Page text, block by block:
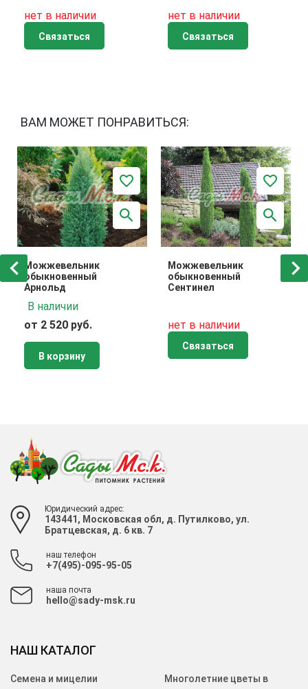
нет в наличии
Связаться
нет в наличии
Связаться
ВАМ МОЖЕТ ПОНРАВИТЬСЯ:
Можжевельник
обыкновенный
Арнольд
В наличии
от 2 520 руб.
В корзину
Можжевельник
обыкновенный
Сентинел
нет в наличии
Связаться
Юридический адрес:
143441, Московская обл, д. Путилково, ул.
Братцевская, д. 6 кв. 7
наш телефон
+7(495)-095-95-05
наша почта
hello@sady-msk.ru
НАШ КАТАЛОГ
Семена и мицелии
Многолетние цветы в